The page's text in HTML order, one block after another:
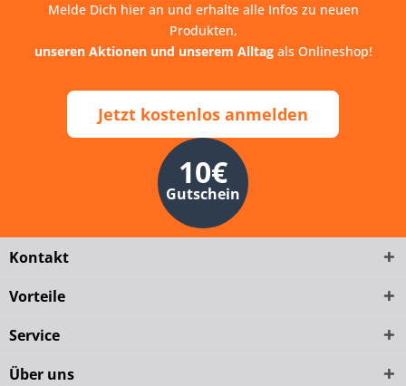
Melde Dich hier an und erhalte alle Infos zu neuen
Produkten,
unseren Aktionen und unserem Alltagals Onlineshop!
Jetzt kostenlos anmelden
10€
Gutschein
Kontakt
Vorteile
Service
Über uns